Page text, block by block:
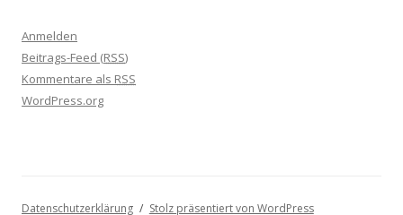
Anmelden
Beitrags-Feed (RSS)
Kommentare als RSS
WordPress.org
Datenschutzerklärung Stolz präsentiert von WordPress